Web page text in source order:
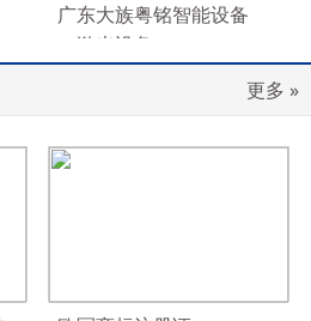
广东大族粤铭智能设备
（激光设备）
更多 »